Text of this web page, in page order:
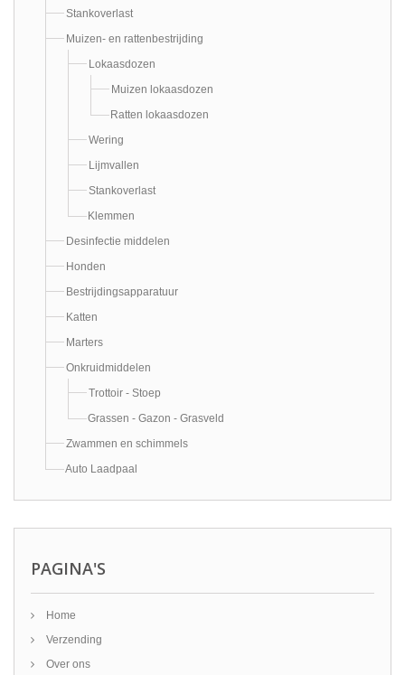
Stankoverlast
Muizen- en rattenbestrijding
Lokaasdozen
Muizen lokaasdozen
Ratten lokaasdozen
Wering
Lijmvallen
Stankoverlast
Klemmen
Desinfectie middelen
Honden
Bestrijdingsapparatuur
Katten
Marters
Onkruidmiddelen
Trottoir - Stoep
Grassen - Gazon - Grasveld
Zwammen en schimmels
Auto Laadpaal
PAGINA'S
Home
Verzending
Over ons